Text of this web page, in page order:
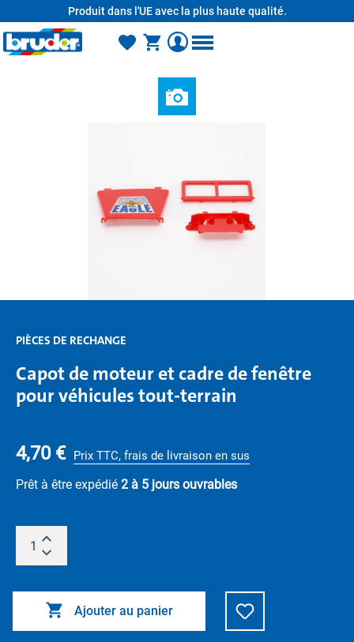
Produit dans l'UE avec la plus haute qualité.
PIÈCES DE RECHANGE
Capot de moteur et cadre de fenêtre
pour véhicules tout-terrain
4,70 € Prix TTC, frais de livraison en sus
Prêt à être expédié 2 à 5 jours ouvrables
Ajouter au panier